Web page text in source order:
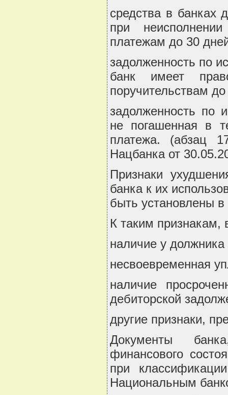
средства в банках
при
платежам до 30
задолженность по
банк имеет
поручительствам
задолженность по
не погашенная в
платежа. (абзац
Нацбанка от
Признаки
банка к их
быть установлены
К таким признакам,
наличие у
несвоевременная
наличие
дебиторской
другие признаки,
Документы
финансового
при
Национальным